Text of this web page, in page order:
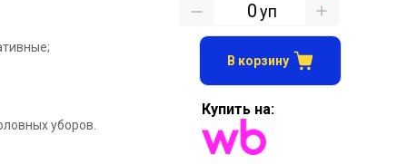
уборов.
уп
В корзину
Купить на: